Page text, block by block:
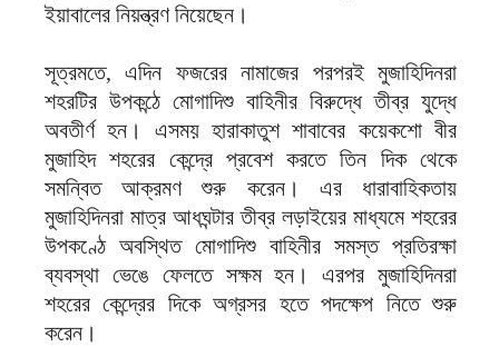
ইয়াবালের নিয়ন্ত্রণ নিয়েছেন।
সূত্রমতে, এদিন ফজরের নামাজের পরপরই মুজাহিদিনরা
শহরটির উপকন্ঠে মোগাদিশু বাহিনীর বিরুদ্ধে তীব্র যুদ্ধে
অবতীর্ণ হন। এসময় হারাকাতুশ শাবাবের কয়েকশো বীর
মুজাহিদ শহরের কেন্দ্রে প্রবেশ করতে তিন দিক থেকে
সমন্বিত আক্রমণ শুরু করেন। এর ধারাবাহিকতায়
মুজাহিদিনরা মাত্র আধঘন্টার তীব্র লড়াইয়ের মাধ্যমে শহরের
উপকণ্ঠে অবস্থিত মোগাদিশু বাহিনীর সমস্ত প্রতিরক্ষা
ব্যবস্থা ভেঙে ফেলতে সক্ষম হন। এরপর মুজাহিদিনরা
শহরের কেন্দ্রের দিকে অগ্রসর হতে পদক্ষেপ নিতে শুরু
করেন।